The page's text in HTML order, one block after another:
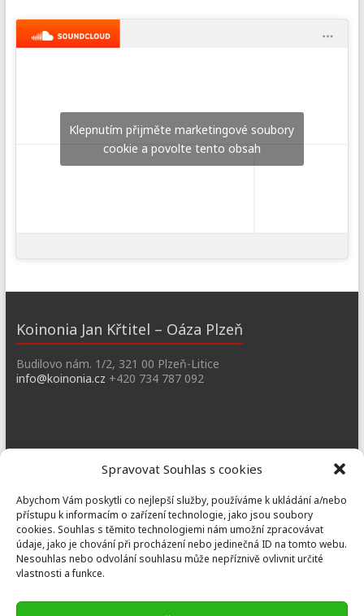
Spravovat Souhlas s cookies
Abychom Vám poskytli co nejlepší služby, používáme k ukládání a/nebo
přístupu k informacím o zařízení technologie, jako jsou soubory
cookies. Souhlas s těmito technologiemi nám umožní zpracovávat
údaje, jako je chování při procházení nebo jedinečná ID na tomto webu.
Nesouhlas nebo odvolání souhlasu může nepříznivě ovlivnit určité
vlastnosti a funkce.
Klepnutím přijměte marketingové soubory
cookie a povolte tento obsah
Koinonia Jan Křtitel – Oáza Plzeň
Budilovo nám. 1/2, 321 00 Plzeň-Litice
info@koinonia.cz +420 734 787 092
dobrany@koinonia.cz+420 733 741 190
Prusiny